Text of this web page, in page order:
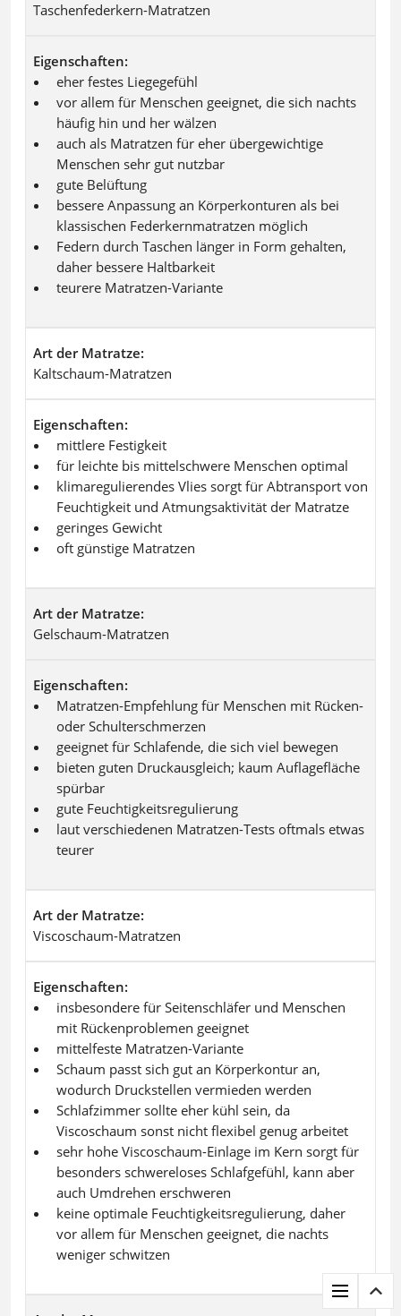
Taschenfederkern-Matratzen
Eigenschaften
eher festes Liegegefühl
vor allem für Menschen geeignet, die sich nachts
häufig hin und her wälzen
auch als Matratzen für eher übergewichtige
Menschen sehr gut nutzbar
gute Belüftung
bessere Anpassung an Körperkonturen als bei
klassischen Federkernmatratzen möglich
Federn durch Taschen länger in Form gehalten,
daher bessere Haltbarkeit
teurere Matratzen-Variante
Art der Matratze
Kaltschaum-Matratzen
Eigenschaften
mittlere Festigkeit
für leichte bis mittelschwere Menschen optimal
klimaregulierendes Vlies sorgt für Abtransport von
Feuchtigkeit und Atmungsaktivität der Matratze
geringes Gewicht
oft günstige Matratzen
Art der Matratze
Gelschaum-Matratzen
Eigenschaften
Matratzen-Empfehlung für Menschen mit Rücken-
oder Schulterschmerzen
geeignet für Schlafende, die sich viel bewegen
bieten guten Druckausgleich; kaum Auflagefläche
spürbar
gute Feuchtigkeitsregulierung
laut verschiedenen Matratzen-Tests oftmals etwas
teurer
Art der Matratze
Viscoschaum-Matratzen
Eigenschaften
insbesondere für Seitenschläfer und Menschen
mit Rückenproblemen geeignet
mittelfeste Matratzen-Variante
Schaum passt sich gut an Körperkontur an,
wodurch Druckstellen vermieden werden
Schlafzimmer sollte eher kühl sein, da
Viscoschaum sonst nicht flexibel genug arbeitet
sehr hohe Viscoschaum-Einlage im Kern sorgt für
besonders schwereloses Schlafgefühl, kann aber
auch Umdrehen erschweren
keine optimale Feuchtigkeitsregulierung, daher
vor allem für Menschen geeignet, die nachts
weniger schwitzen